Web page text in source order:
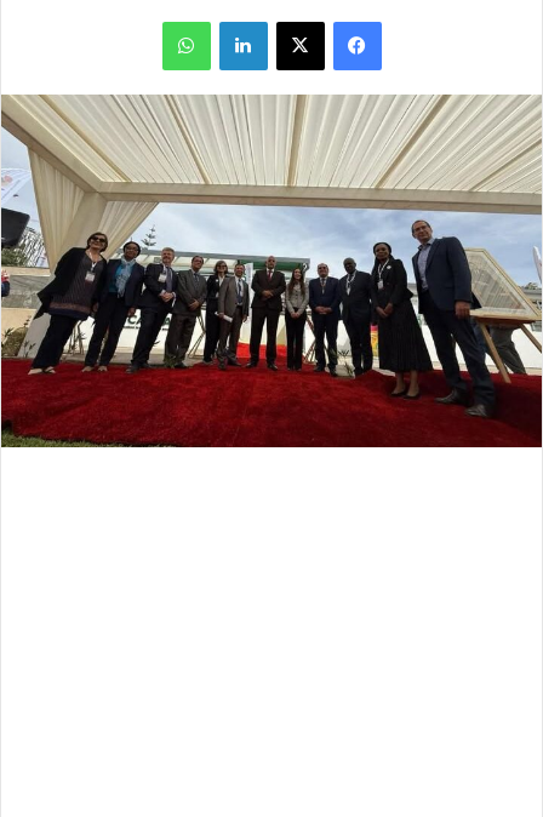
فيسبوك X لينكدإن